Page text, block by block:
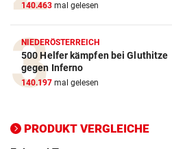
140.463 mal gelesen
NIEDERÖSTERREICH
500 Helfer kämpfen bei Gluthitze
gegen Inferno
140.197 mal gelesen
PRODUKT VERGLEICHE
E-Bike Vergleich
ZUM VERGLEICH
Elektro-Scooter Vergleich
ZUM VERGLEICH
ZUM VERGLEICH